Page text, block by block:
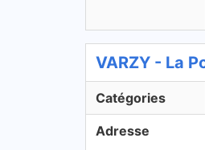
VARZY - La
Catégories
Adresse